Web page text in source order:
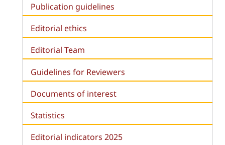
Publication guidelines
Editorial ethics
Editorial Team
Guidelines for Reviewers
Documents of interest
Statistics
Editorial indicators 2025